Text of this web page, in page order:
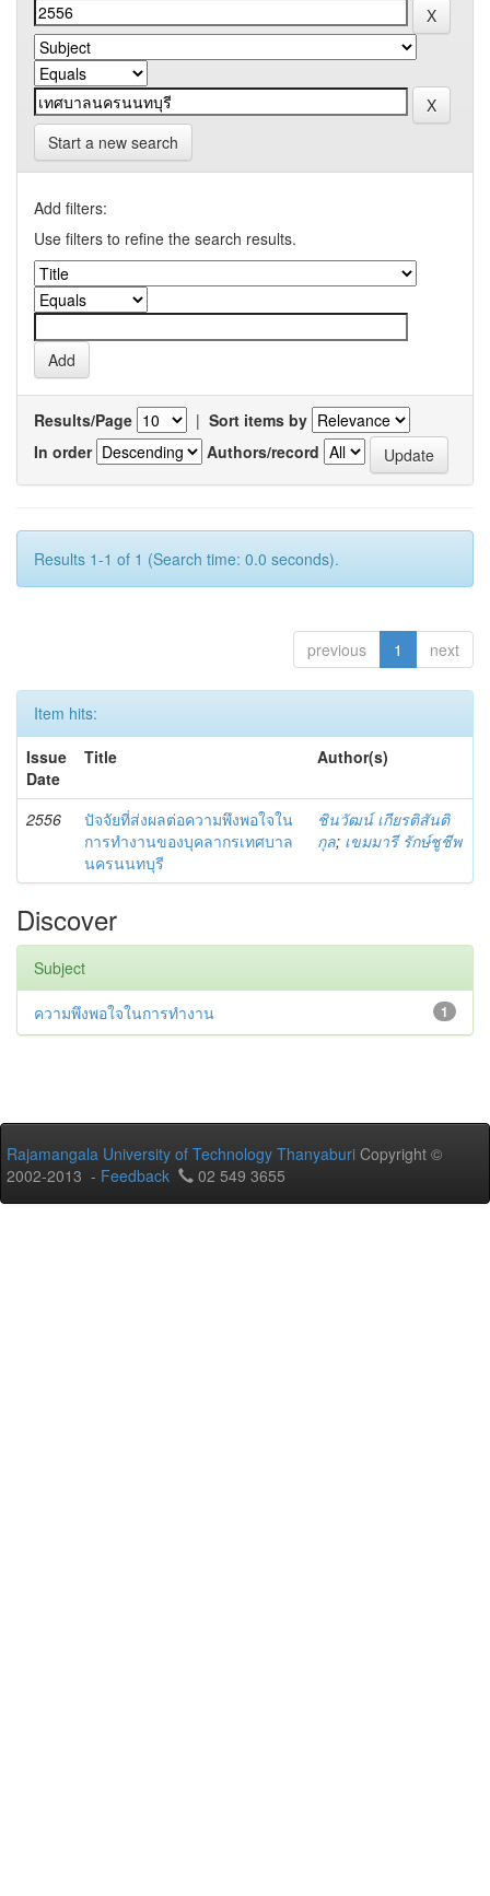
Start a new search
Add filters:
Use filters to refine the search results.
Results/Page | Sort items by
In order
Authors/record
Results 1-1 of 1 (Search time: 0.0 seconds).
previous 1 next
Item hits:
Issue
Date
Title Author(s)
2556
ปัจจัยที่ส่งผลต่อความพึงพอใจใน
การทำงานของบุคลากรเทศบาล
นครนนทบุรี
ชินวัฒน์ เกียรติสันติ
กุล; เขมมารี รักษ์ชูชีพ
Discover
Subject
1
ความพึงพอใจในการทำงาน
Rajamangala University of Technology Thanyaburi Copyright ©
2002-2013 - Feedback 02 549 3655